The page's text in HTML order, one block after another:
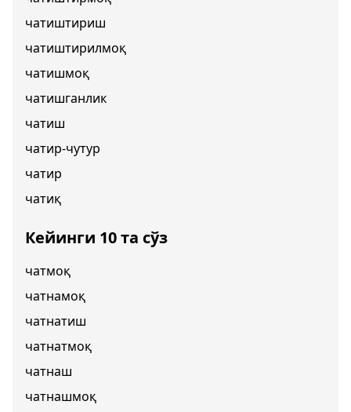
чатиштириш
чатиштирилмоқ
чатишмоқ
чатишганлик
чатиш
чатир-чутур
чатир
чатиқ
Кейинги 10 та сўз
чатмоқ
чатнамоқ
чатнатиш
чатнатмоқ
чатнаш
чатнашмоқ